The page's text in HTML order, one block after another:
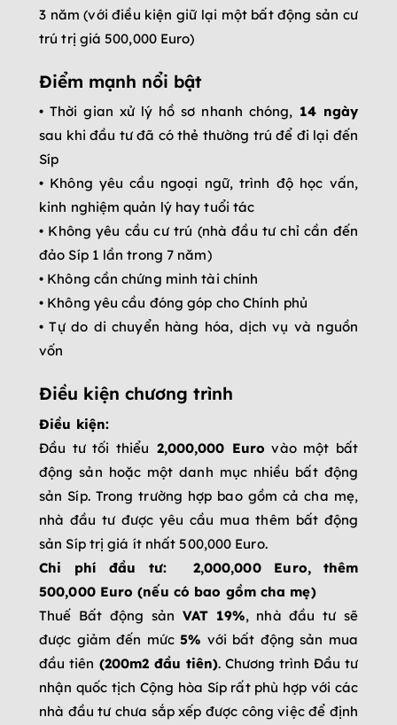
3 năm (với điều kiện giữ lại một bất động sản cư
trú trị giá 500,000 Euro)
Điểm mạnh nổi bật
• Thời gian xử lý hồ sơ nhanh chóng, 14 ngày
sau khi đầu tư đã có thẻ thường trú để đi lại đến
Síp
• Không yêu cầu ngoại ngữ, trình độ học vấn,
kinh nghiệm quản lý hay tuổi tác
• Không yêu cầu cư trú (nhà đầu tư chỉ cần đến
đảo Síp 1 lần trong 7 năm)
• Không cần chứng minh tài chính
• Không yêu cầu đóng góp cho Chính phủ
• Tự do di chuyển hàng hóa, dịch vụ và nguồn
vốn
Điều kiện chương trình
Điều kiện:
Đầu tư tối thiểu 2,000,000 Euro vào một bất
động sản hoặc một danh mục nhiều bất động
sản Síp. Trong trường hợp bao gồm cả cha mẹ,
nhà đầu tư được yêu cầu mua thêm bất động
sản Síp trị giá ít nhất 500,000 Euro.
Chi phí đầu tư: 2,000,000 Euro,
thêm
500,000 Euro (nếu có bao gồm cha mẹ)
Thuế Bất động sản VAT 19%, nhà đầu tư sẽ
được giảm đến mức5% với bất động sản mua
đầu tiên (200m2 đầu tiên). Chương trình Đầu tư
nhận quốc tịch Cộng hòa Síp rất phù hợp với các
nhà đầu tư chưa sắp xếp được công việc để định